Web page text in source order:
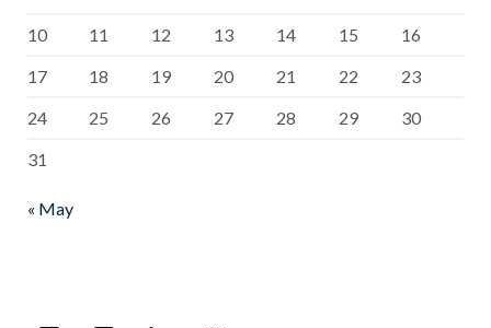
10
11 12 13 14 15
16
17
18 19 20 21 22
23
24
25 26 27 28 29
30
31
« May